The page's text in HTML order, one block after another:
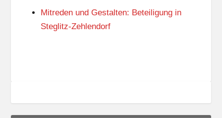
S
O
N
Mitreden und Gestalten: Beteiligung in
Steglitz-Zehlendorf